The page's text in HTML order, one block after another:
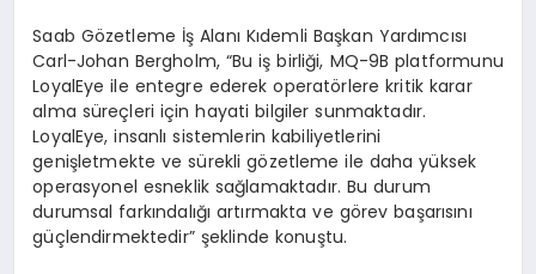
Saab Gözetleme İş Alanı Kıdemli Başkan Yardımcısı
Carl-Johan Bergholm, “Bu iş birliği, MQ-9B platformunu
LoyalEye ile entegre ederek operatörlere kritik karar
alma süreçleri için hayati bilgiler sunmaktadır.
LoyalEye, insanlı sistemlerin kabiliyetlerini
genişletmekte ve sürekli gözetleme ile daha yüksek
operasyonel esneklik sağlamaktadır. Bu durum
durumsal farkındalığı artırmakta ve görev başarısını
güçlendirmektedir” şeklinde konuştu.